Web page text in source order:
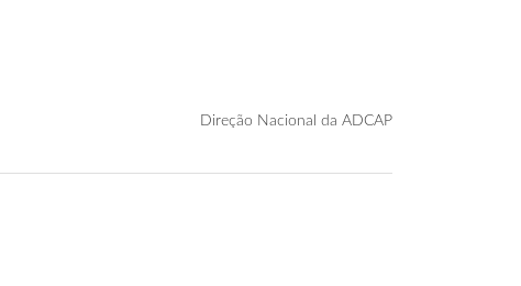
Direção Nacional da ADCAP